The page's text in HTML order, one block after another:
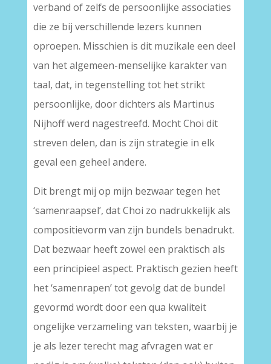
verband of zelfs de persoonlijke associaties
die ze bij verschillende lezers kunnen
oproepen. Misschien is dit muzikale een deel
van het algemeen-menselijke karakter van
taal, dat, in tegenstelling tot het strikt
persoonlijke, door dichters als Martinus
Nijhoff werd nagestreefd. Mocht Choi dit
streven delen, dan is zijn strategie in elk
geval een geheel andere.
Dit brengt mij op mijn bezwaar tegen het
‘samenraapsel’, dat Choi zo nadrukkelijk als
compositievorm van zijn bundels benadrukt.
Dat bezwaar heeft zowel een praktisch als
een principieel aspect. Praktisch gezien heeft
het ‘samenrapen’ tot gevolg dat de bundel
gevormd wordt door een qua kwaliteit
ongelijke verzameling van teksten, waarbij je
je als lezer terecht mag afvragen wat er